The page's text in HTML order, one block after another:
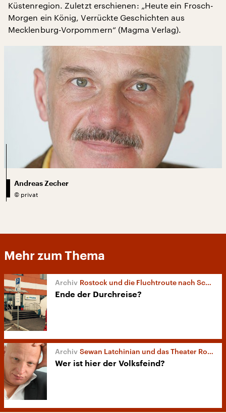
Küstenregion. Zuletzt erschienen: „Heute ein Frosch-
Morgen ein König, Verrückte Geschichten aus
Mecklenburg-Vorpommern“ (Magma Verlag).
Andreas Zecher
© privat
Mehr zum Thema
Rostock und die Fluchtroute nach Schweden
Ende der Durchreise?
Sewan Latchinian und das Theater Rostock
Wer ist hier der Volksfeind?